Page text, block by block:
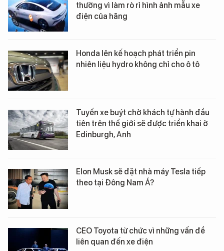
thường vì làm rò rỉ hình ảnh mẫu xe
điện của hãng
Honda lên kế hoạch phát triển pin
nhiên liệu hydro không chỉ cho ô tô
Tuyến xe buýt chở khách tự hành đầu
tiên trên thế giới sẽ được triển khai ở
Edinburgh, Anh
Elon Musk sẽ đặt nhà máy Tesla tiếp
theo tại Đông Nam Á?
CEO Toyota từ chức vì những vấn đề
liên quan đến xe điện